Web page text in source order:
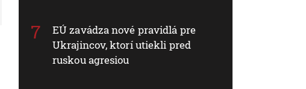
EÚ zavádza nové pravidlá pre
Ukrajincov, ktorí utiekli pred
ruskou agresiou